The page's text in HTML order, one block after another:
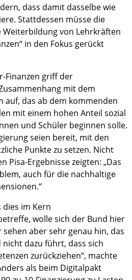
dass damit dasselbe wie
Stattdessen müsse die
Weiterbildung von Lehrkräften
in den Fokus gerückt
Finanzen griff der
mit dem
auf, das ab dem kommenden
mit einem hohen Anteil sozial
und Schüler beginnen solle.
seien bereit, mit den
Punkte zu setzen. Nicht
Pisa-Ergebnisse zeigten: „Das
auch für die nachhaltige
dies im Kern
wolle sich der Bund hier
aber sehr genau hin, das
nicht dazu führt, dass sich
zurückziehen“, machte
als beim Digitalpakt